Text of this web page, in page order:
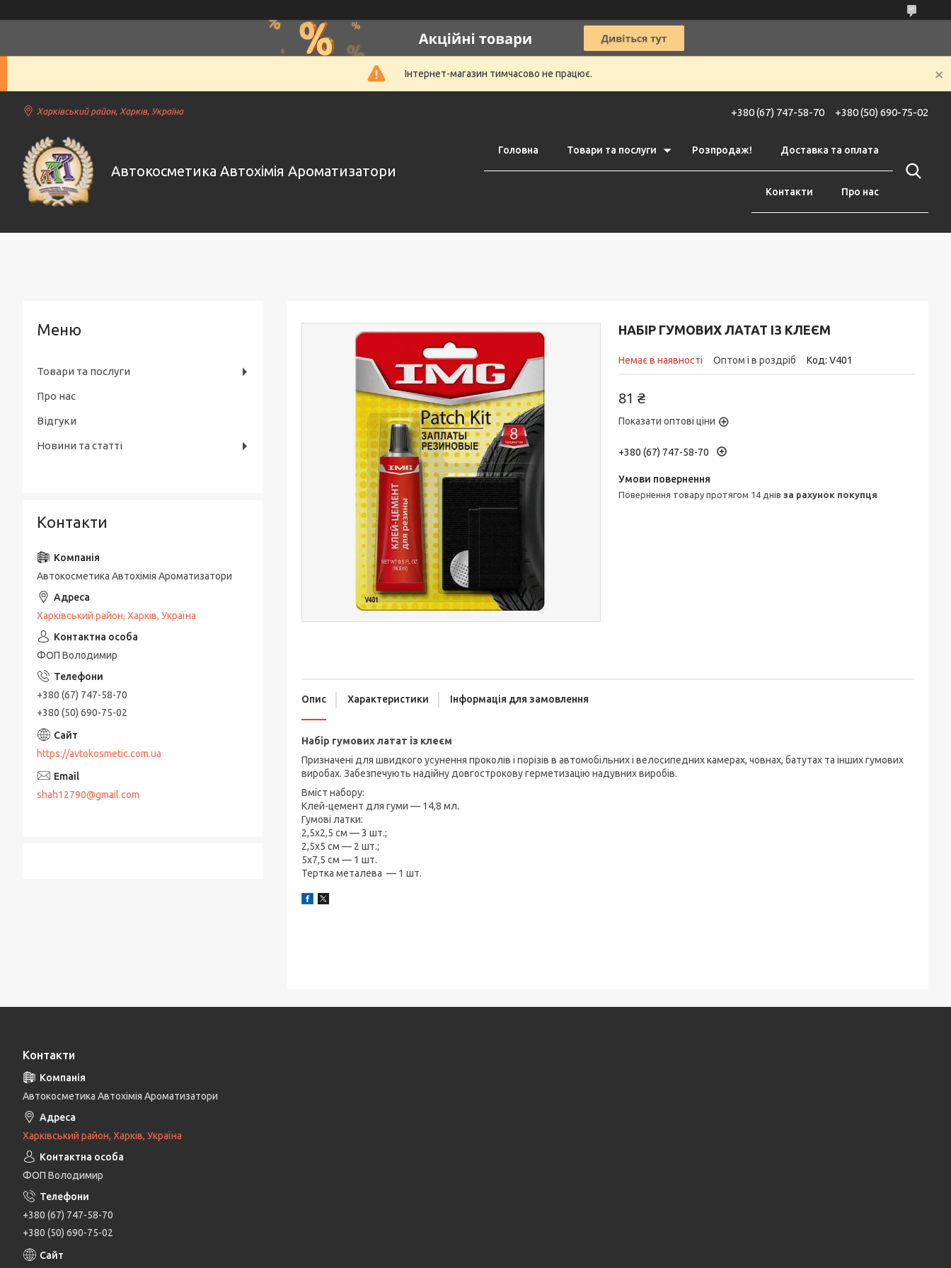
Інтернет-магазин тимчасово не працює.
Харківський район, Харків, Україна +380 (67) 747-58-70 +380 (50) 690-75-02
Автокосметика Автохімія Ароматизатори
Головна Товари та послуги Розпродаж! Доставка та оплата
Контакти Про нас
НАБІР ГУМОВИХ ЛАТАТ ІЗ КЛЕЄМ
Немає в наявності Оптом і в роздріб Код: V401
81 ₴
Показати оптові ціни
+380 (67) 747-58-70
повернення товару протягом 14 днів за рахунок покупця
Опис Характеристики Інформація для замовлення
Набір гумових латат із клеєм
Призначені для швидкого усунення проколів і порізів в автомобільних і велосипедних камерах, човнах, батутах та інших гумових
виробах. Забезпечують надійну довгострокову герметизацію надувних виробів.
Вміст набору:
Клей-цемент для гуми — 14,8 мл.
Гумові латки:
2,5х2,5 см — 3 шт.;
2,5х5 см — 2 шт.;
5х7,5 см — 1 шт.
Тертка металева — 1 шт.
Товари та послуги
Про нас
Відгуки
Новини та статті
Контакти
Автокосметика Автохімія Ароматизатори
Харківський район, Харків, Україна
ФОП Володимир
+380 (67) 747-58-70
+380 (50) 690-75-02
https://avtokosmetic.com.ua
shah12790@gmail.com
Контакти
Автокосметика Автохімія Ароматизатори
Харківський район, Харків, Україна
ФОП Володимир
+380 (67) 747-58-70
+380 (50) 690-75-02